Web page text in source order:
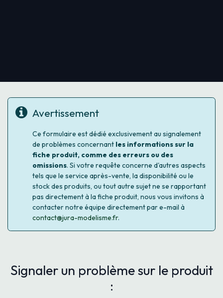
Avertissement
Ce formulaire est dédié exclusivement au signalement
de problèmes concernant les informations sur la
fiche produit, comme des erreurs ou des
omissions. Si votre requête concerne d'autres aspects
tels que le service après-vente, la disponibilité ou le
stock des produits, ou tout autre sujet ne se rapportant
pas directement à la fiche produit, nous vous invitons à
contacter notre équipe directement par e-mail à
contact@jura-modelisme.fr.
Signaler un problème sur le produit
: